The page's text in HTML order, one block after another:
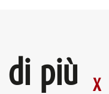
di più